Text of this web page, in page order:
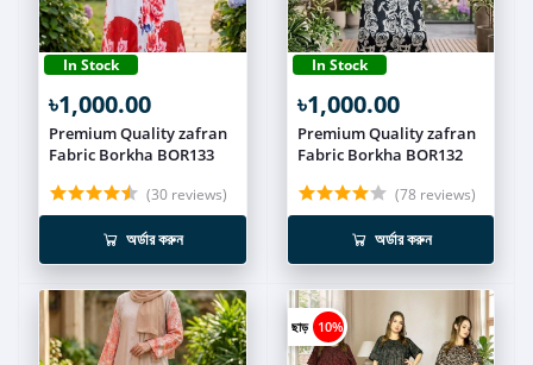
In Stock
৳1,000.00
Premium Quality zafran
Fabric Borkha BOR133
(30 reviews)
অর্ডার করুন
In Stock
৳1,000.00
Premium Quality zafran
Fabric Borkha BOR132
(78 reviews)
অর্ডার করুন
ছাড় 10%